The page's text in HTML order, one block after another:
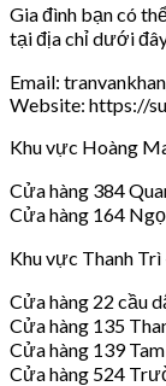
Gia đình bạn có
tại địa chỉ dưới
Email:
Website: https://
Khu vực Hoàng
Cửa hàng 384
Cửa hàng 164
Khu vực Thanh
Cửa hàng 22 cầu
Cửa hàng 135
Cửa hàng 139
Cửa hàng 524